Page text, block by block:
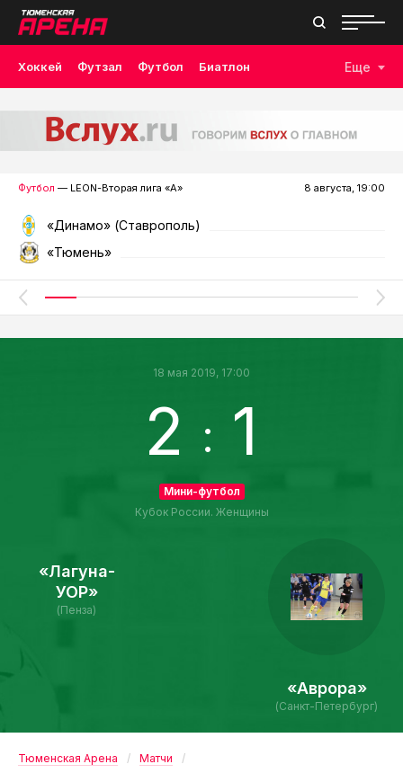
Хоккей Футзал Футбол Биатлон Еще
Футбол — LEON-Вторая лига «А» 8 августа, 19:00
«Динамо» (Ставрополь)
«Тюмень»
«Лагуна-
УОР»
(Пенза)
18 мая 2019, 17:00
2 : 1
Мини-футбол
Кубок России. Женщины
«Аврора»
(Санкт-Петербург)
Тюменская Арена Матчи